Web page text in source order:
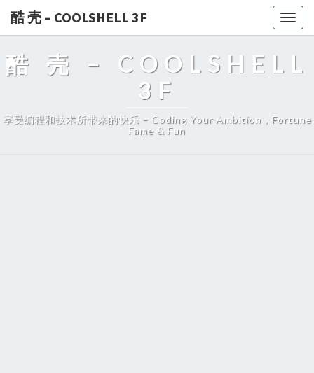
酷 壳 – COOLSHELL 3F
酷 壳 – COOLSHELL
3F
享受编程和技术所带来的快乐 – Coding Your Ambition，Fortune
Fame & Fun